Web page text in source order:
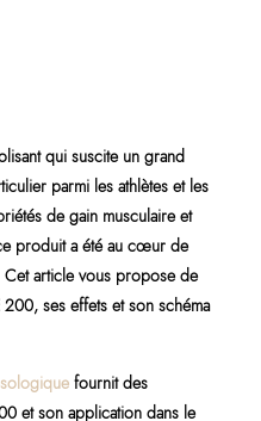
qui suscite un grand
parmi les athlètes et les
de gain musculaire et
produit a été au cœur de
article vous propose de
ses effets et son schéma
fournit des
et son application dans le